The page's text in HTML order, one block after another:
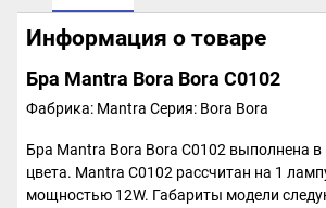
Информация о товаре
Бра Mantra Bora Bora C0102
Фабрика: Mantra Серия: Bora Bora
Бра Mantra Bora Bora C0102 выполнена в
цвета. Mantra C0102 рассчитан на 1
мощностью 12W. Габариты модели